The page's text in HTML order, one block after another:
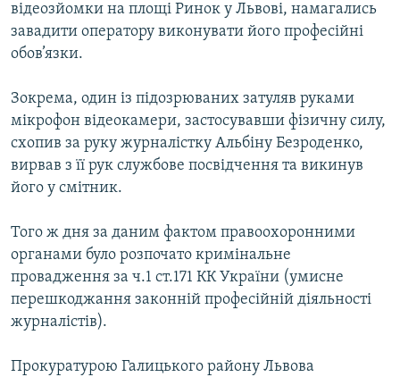
відеозйомки на площі Ринок у Львові, намагались
завадити оператору виконувати його професійні
обов’язки.
Зокрема, один із підозрюваних затуляв руками
мікрофон відеокамери, застосувавши фізичну силу,
схопив за руку журналістку Альбіну Безроденко,
вирвав з її рук службове посвідчення та викинув
його у смітник.
Того ж дня за даним фактом правоохоронними
органами було розпочато кримінальне
провадження за ч.1 ст.171 КК України (умисне
перешкоджання законній професійній діяльності
журналістів).
Прокуратурою Галицького району Львова